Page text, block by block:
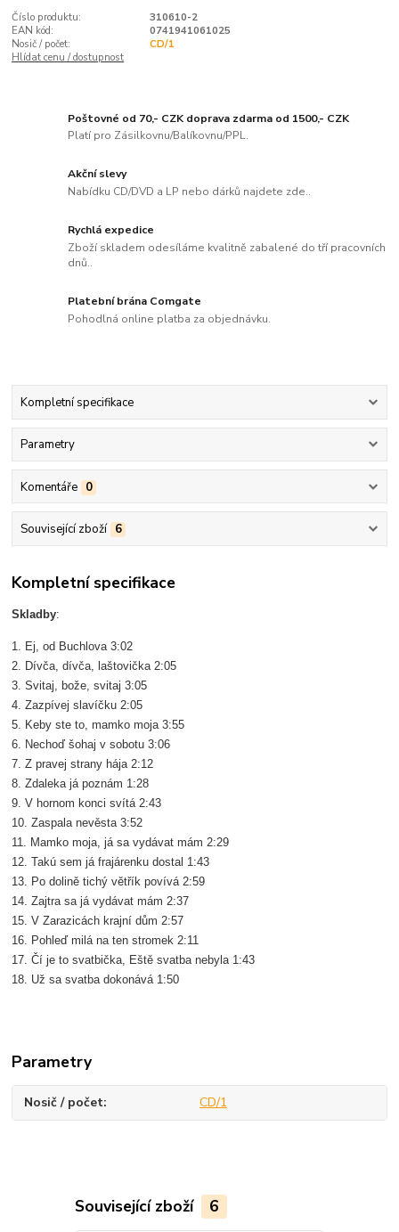
Číslo produktu:
310610-2
EAN kód:
0741941061025
Nosič / počet:
CD/1
Hlídat cenu / dostupnost
Poštovné od 70,- CZK doprava zdarma od 1500,- CZK
Platí pro Zásilkovnu/Balíkovnu/PPL.
Akční slevy
Nabídku CD/DVD a LP nebo dárků najdete zde..
Rychlá expedice
Zboží skladem odesíláme kvalitně zabalené do tří pracovních
dnů..
Platební brána Comgate
Pohodlná online platba za objednávku.
Kompletní specifikace
Parametry
Komentáře 0
Související zboží 6
Kompletní specifikace
Skladby:
1. Ej, od Buchlova 3:02
2. Dívča, dívča, laštovička 2:05
3. Svitaj, bože, svitaj 3:05
4. Zazpívej slavíčku 2:05
5. Keby ste to, mamko moja 3:55
6. Nechoď šohaj v sobotu 3:06
7. Z pravej strany hája 2:12
8. Zdaleka já poznám 1:28
9. V hornom konci svítá 2:43
10. Zaspala nevěsta 3:52
11. Mamko moja, já sa vydávat mám 2:29
12. Takú sem já frajárenku dostal 1:43
13. Po dolině tichý větřík povívá 2:59
14. Zajtra sa já vydávat mám 2:37
15. V Zarazicách krajní dům 2:57
16. Pohleď milá na ten stromek 2:11
17. Čí je to svatbička, Eště svatba nebyla 1:43
18. Už sa svatba dokonává 1:50
Parametry
Nosič / počet CD/1
Související zboží 6